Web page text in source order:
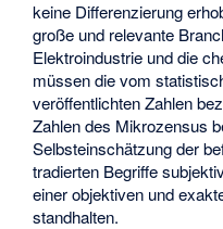
keine Differenzierung
große und relevante
Elektroindustrie und die
müssen die vom
veröffentlichten Zahlen
Zahlen des Mikrozensus
Selbsteinschätzung der
tradierten Begriffe
einer objektiven und
standhalten.